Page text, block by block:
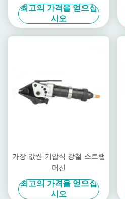
최고의 가격을 얻으십
시오
가장 값싼 기압식 강철 스트랩
머신
최고의 가격을 얻으십
시오